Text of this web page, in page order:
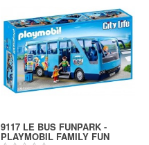
9117 LE BUS FUNPARK -
PLAYMOBIL FAMILY FUN